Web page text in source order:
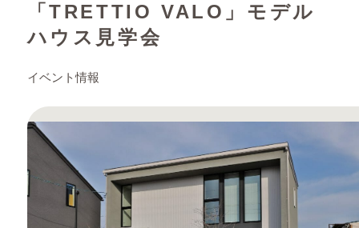
「TRETTIO VALO」モデル
ハウス見学会
イベント情報